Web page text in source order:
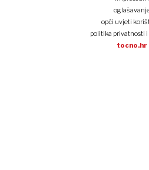
opći uvjeti
politika privatnosti i
tocno.hr